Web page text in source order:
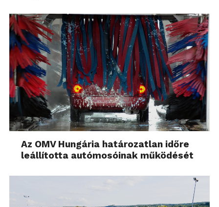
Az OMV Hungária határozatlan időre
leállította autómosóinak működését